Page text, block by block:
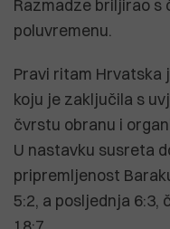
Razmadze briljirao s
poluvremenu.
Pravi ritam Hrvatska
koju je zaključila s
čvrstu obranu i
U nastavku susreta
pripremljenost
5:2, a posljednja 6:3,